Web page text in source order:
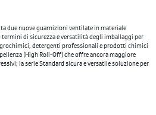
due nuove guarnizioni ventilate in materiale
termini di sicurezza e versatilità degli imballaggi per
detergenti professionali e prodotti chimici
(High Roll-Off) che offre ancora maggiore
la serie Standard sicura e versatile soluzione per